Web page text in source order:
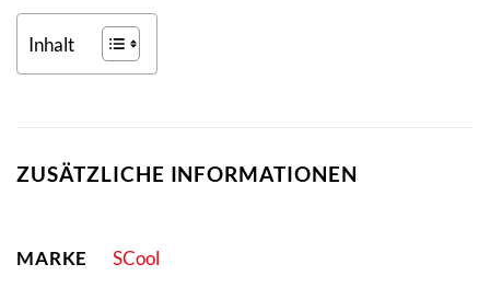
Inhalt
ZUSÄTZLICHE INFORMATIONEN
MARKE SCool